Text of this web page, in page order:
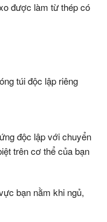
được làm từ thép có
túi độc lập riêng
độc lập với chuyển
trên cơ thể của bạn
bạn nằm khi ngủ,